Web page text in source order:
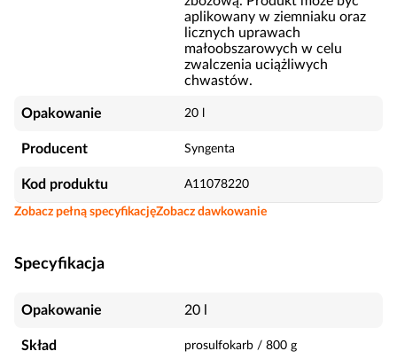
aplikowany w ziemniaku oraz
licznych uprawach
małoobszarowych w celu
zwalczenia uciążliwych
chwastów.
Opakowanie 20 l
Producent Syngenta
Kod produktu A11078220
Zobacz pełną specyfikacjęZobacz dawkowanie
Specyfikacja
Opakowanie 20 l
Skład prosulfokarb / 800 g